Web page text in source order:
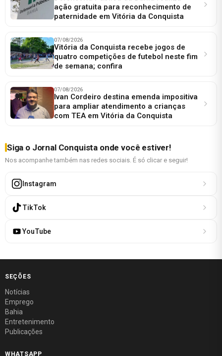
ação gratuita para reconhecimento de
paternidade em Vitória da Conquista
07/08/2026
Vitória da Conquista recebe jogos de
quatro competições de futebol neste fim
de semana; confira
07/08/2026
Ivan Cordeiro destina emenda impositiva
para ampliar atendimento a crianças
com TEA em Vitória da Conquista
Siga o Jornal Conquista onde você estiver!
Nos acompanhe também nas redes sociais. É só clicar e seguir!
Instagram
TikTok
YouTube
SEÇÕES
Notícias
Emprego
Bahia
Entretenimento
Publicações
WHATSAPP